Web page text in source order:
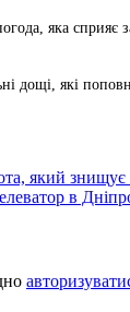
погода, яка
дощі, які
який знищує
в